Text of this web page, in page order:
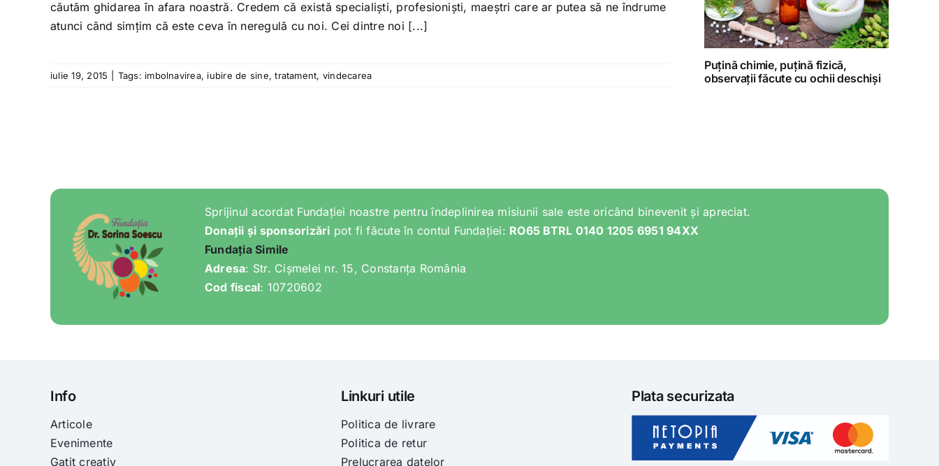
căutăm ghidarea în afara noastră. Credem că există specialiști, profesioniști, maeștri care ar putea să ne îndrume
atunci când simțim că este ceva în neregulă cu noi. Cei dintre noi [...]
iulie 19, 2015 Tags: imbolnavirea, iubire de sine,tratament, vindecarea
Puțină chimie, puțină fizică,
observații făcute cu ochii deschiși
Sprijinul acordat Fundației noastre pentru îndeplinirea misiunii sale este oricând binevenit și apreciat.
Donații și sponsorizări pot fi făcute în contul Fundației: RO65 BTRL 0140 1205 6951 94XX
Fundația Simile
Adresa: Str. Cișmelei nr. 15, Constanța România
Cod fiscal: 10720602
Info
Articole
Evenimente
Gatit creativ
Linkuri utile
Politica de livrare
Politica de retur
Prelucrarea datelor
Plata securizata